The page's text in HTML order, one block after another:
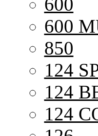
600
850
124
124
124